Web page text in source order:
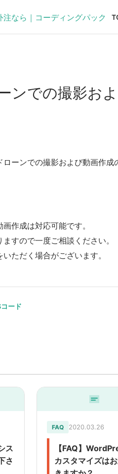
ーンでの撮影お
ーンでの撮影および動画作成
作成は対応可能です。
すので一度ご相談ください。
ただく場合がございます。
ード
ス
さ
FAQ 2020.03.26
【FAQ】
カスタマイズは